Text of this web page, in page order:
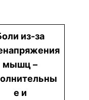
из-за
мышц –
е и